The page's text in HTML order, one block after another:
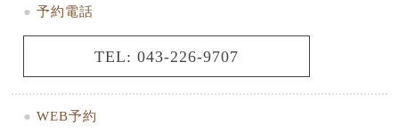
● 予約電話
TEL: 043-226-9707
● WEB予約